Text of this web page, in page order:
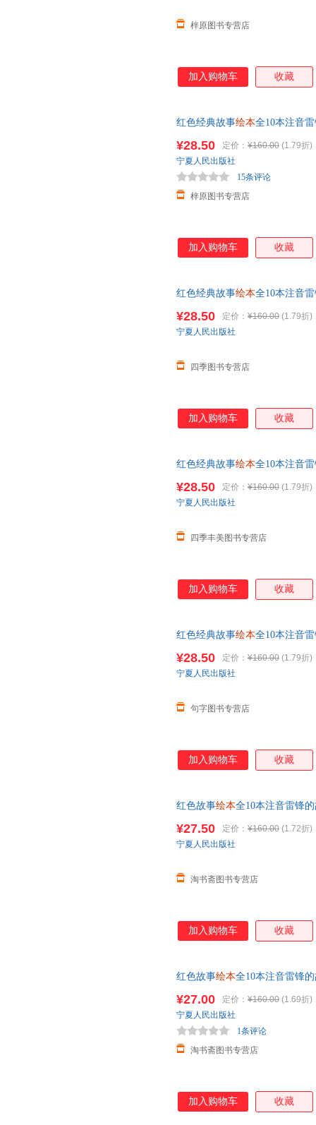
梓原图书专营店
加入购物车 收藏
红色经典故事绘本全10本注音
¥28.50 定价： ¥160.00 (1.79折)
梓原图书专营店
15条评论
宁夏人民出版社
加入购物车 收藏
红色经典故事绘本全10本注音
¥28.50 定价： ¥160.00 (1.79折)
四季图书专营店
宁夏人民出版社
加入购物车 收藏
红色经典故事绘本全10本注音
版
¥28.50 定价： ¥160.00 (1.79折)
四季丰美图书专营店
宁夏人民出版社
加入购物车 收藏
红色经典故事绘本全10本注音
票
¥28.50 定价： ¥160.00 (1.79折)
句字图书专营店
宁夏人民出版社
加入购物车 收藏
红色故事绘本全10本注音雷锋
¥27.50 定价： ¥160.00 (1.72折)
淘书斋图书专营店
宁夏人民出版社
加入购物车 收藏
红色故事绘本全10本注音雷锋
¥27.00 定价： ¥160.00 (1.69折)
淘书斋图书专营店
1条评论
宁夏人民出版社
加入购物车 收藏